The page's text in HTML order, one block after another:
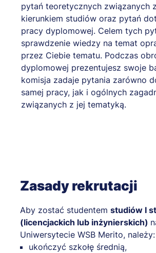
pytań teoretycznych związanych
kierunkiem studiów oraz pytań
pracy dyplomowej. Celem tych
sprawdzenie wiedzy na temat
przez Ciebie tematu. Podczas
dyplomowej prezentujesz swoje
komisja zadaje pytania zarówno
samej pracy, jak i ogólnych
związanych z jej tematyką.
Zasady rekrutacji
Aby zostać studentem studiów I
(licencjackich lub inżynierskich)
Uniwersytecie WSB Merito, należy:
ukończyć szkołę średnią,